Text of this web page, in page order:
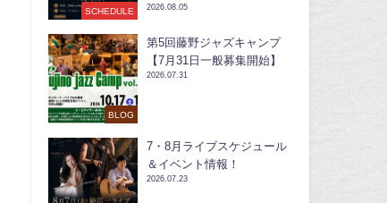
SCHEDULE 2026.08.05
BLOG
第5回藤野ジャズキャンプ
【7月31日一般募集開始】
2026.07.31
7・8月ライブスケジュール
＆イベント情報！
2026.07.23